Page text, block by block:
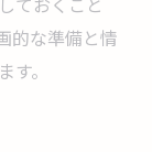
的な準備と情
。